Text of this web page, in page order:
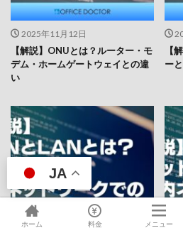
2025年11月12日
【解説】ONUとは？ルーター・モ
デム・ホームゲートウェイとの違
い
【
ー
ホーム 料金 メニュー
JA